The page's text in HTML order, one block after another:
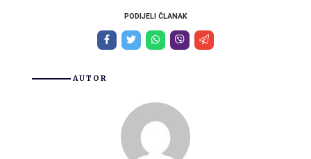
PODIJELI ČLANAK
AUTOR